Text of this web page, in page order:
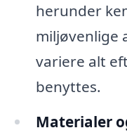
herunder
miljøvenlige
variere alt
benyttes.
Materialer